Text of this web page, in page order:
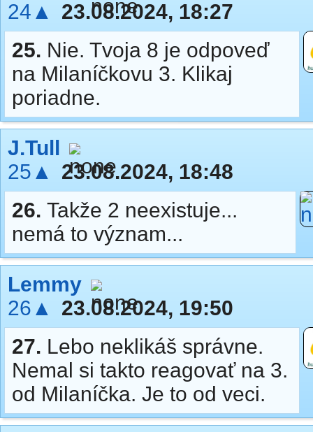
24▲
23.08.2024, 18:27
25. Nie. Tvoja 8 je odpoveď
na Milaníčkovu 3. Klikaj
poriadne.
J.Tull
25▲
23.08.2024, 18:48
26. Takže 2 neexistuje...
nemá to význam...
Lemmy
26▲
23.08.2024, 19:50
27. Lebo neklikáš správne.
Nemal si takto reagovať na 3.
od Milaníčka. Je to od veci.